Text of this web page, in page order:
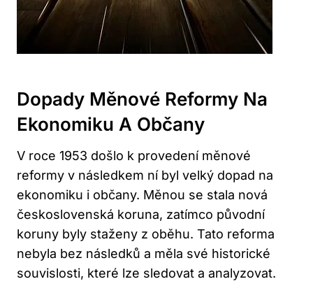
Dopady Měnové Reformy Na
Ekonomiku A Občany
V roce 1953 došlo k provedení měnové
reformy v následkem ní byl velký dopad na
ekonomiku i občany. Měnou se stala nová
československá koruna, zatímco původní
koruny byly staženy z oběhu. Tato reforma
nebyla bez následků a měla své historické
souvislosti, které lze sledovat a analyzovat.